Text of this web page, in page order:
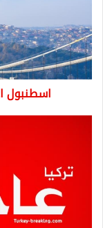
كورونا
اسطنبول
العلاقات